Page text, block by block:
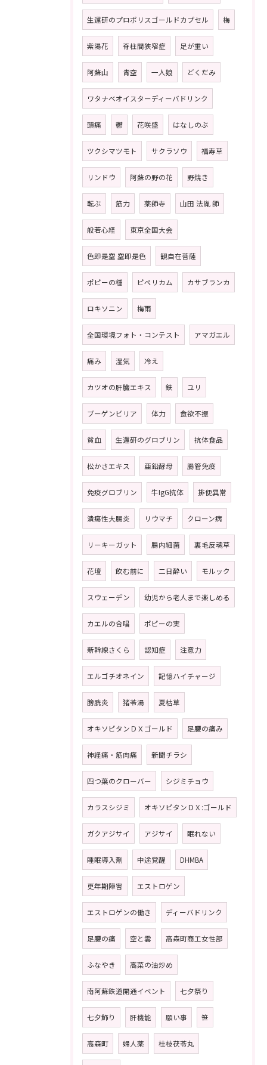
生還研のプロポリスゴールドカプセル 梅
紫陽花 脊柱間狭窄症 足が重い
阿蘇山 青空 一人娘 どくだみ
ワタナベオイスターディーバドリンク
頭痛 鬱 花咲盛 はなしのぶ
ツクシマツモト サクラソウ 福寿草
リンドウ 阿蘇の野の花 野焼き
転ぶ 筋力 薬師寺 山田 法胤 師
般若心経 東京全国大会
色即是空 空即是色 観自在菩薩
ポピーの種 ピペリカム カサブランカ
ロキソニン 梅雨
全国環境フォト・コンテスト アマガエル
痛み 湿気 冷え
カツオの肝臓エキス 鉄 ユリ
ブーゲンビリア 体力 食欲不振
貧血 生還研のグロブリン 抗体食品
松かさエキス 亜鉛酵母 腸管免疫
免疫グロブリン 牛IgG抗体 排便異常
潰瘍性大腸炎 リウマチ クローン病
リーキーガット 腸内細菌 裏毛反魂草
花壇 飲む前に 二日酔い モルック
スウェーデン 幼児から老人まで楽しめる
カエルの合唱 ポピーの実
新幹線さくら 認知症 注意力
エルゴチオネイン 記憶ハイチャージ
膀胱炎 猪苓湯 夏枯草
オキソピタンＤＸゴールド 足腰の痛み
神経痛・筋肉痛 新聞チラシ
四つ葉のクローバー シジミチョウ
カラスシジミ オキソピタンＤＸ:ゴールド
ガクアジサイ アジサイ 眠れない
睡眠導入剤 中途覚醒 DHMBA
更年期障害 エストロゲン
エストロゲンの働き ディーバドリンク
足腰の痛 空と雲 高森町商工女性部
ふなやき 高菜の油炒め
南阿蘇鉄道開通イベント 七夕祭り
七夕飾り 肝機能 願い事 笹
高森町 婦人薬 桂枝茯苓丸